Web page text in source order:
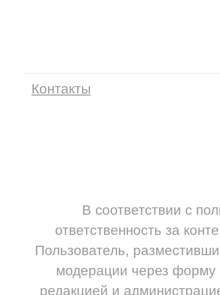
Контакты
В соответствии с
ответственность за
Пользователь,
модерации через форму
редакцией и